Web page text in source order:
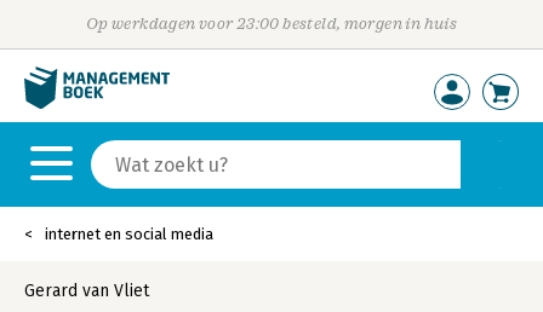
Op werkdagen voor 23:00 besteld, morgen in huis
internet en social media
Gerard van Vliet